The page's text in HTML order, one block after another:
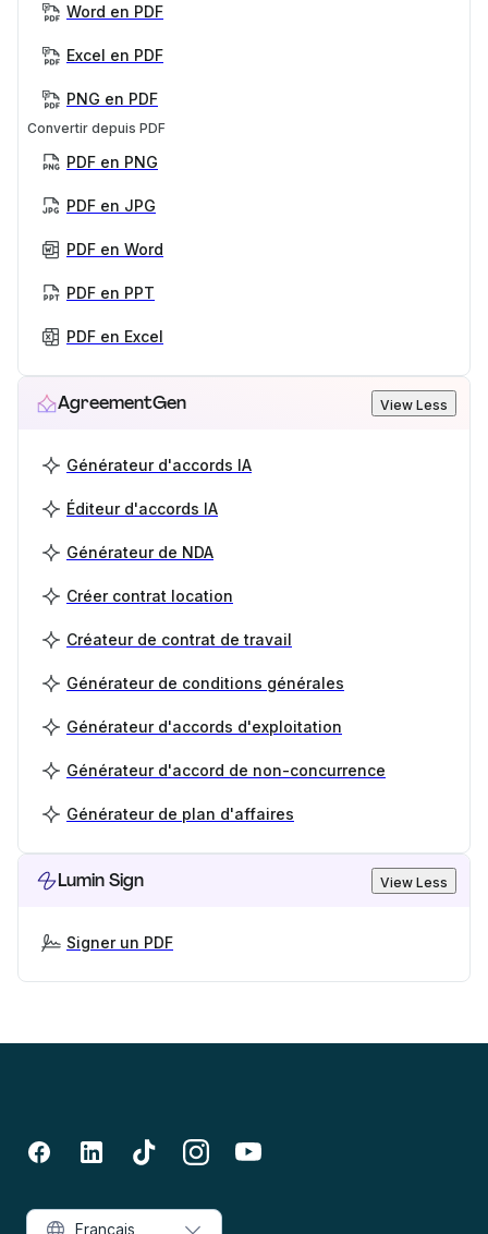
Word en PDF
Excel en PDF
PNG en PDF
Convertir depuis PDF
PDF en PNG
PDF en JPG
PDF en Word
PDF en PPT
PDF en Excel
AgreementGen View Less
Générateur d'accords IA
Éditeur d'accords IA
Générateur de NDA
Créer contrat location
Créateur de contrat de travail
Générateur de conditions générales
Générateur d'accords d'exploitation
Générateur d'accord de non-concurrence
Générateur de plan d'affaires
Lumin Sign View Less
Signer un PDF
Français